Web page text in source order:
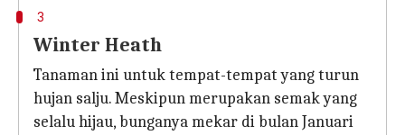
3
Winter Heath
Tanaman ini untuk tempat-tempat yang turun
hujan salju. Meskipun merupakan semak yang
selalu hijau, bunganya mekar di bulan Januari